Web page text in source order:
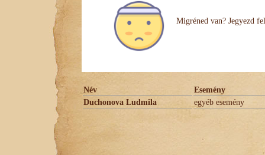
Migréned van? Jegyezd
Név
Esemény
Duchonova Ludmila
egyéb esemény